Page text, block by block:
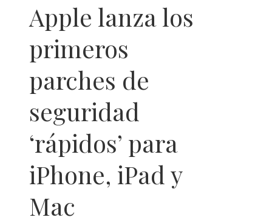
Apple lanza los
primeros
parches de
seguridad
‘rápidos’ para
iPhone, iPad y
Mac